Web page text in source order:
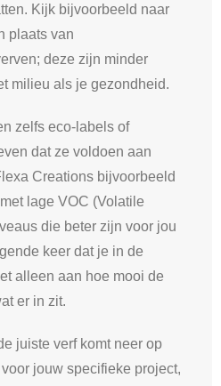
Kijk bijvoorbeeld naar
plaats van
deze zijn minder
milieu als je gezondheid.
zelfs eco-labels of
dat ze voldoen aan
Creations bijvoorbeeld
lage VOC (Volatile
die beter zijn voor jou
keer dat je in de
alleen aan hoe mooi de
er in zit.
juiste verf komt neer op
jouw specifieke project,